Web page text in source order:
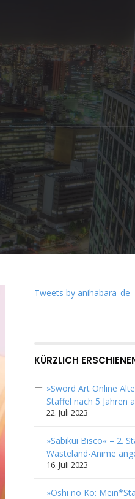
Tweets by anihabara_de
KÜRZLICH
»Sword Art Online
Staffel nach 5 Jahren
22. Juli 2023
»Sabikui Bisco« – 2.
Wasteland-Anime
16. Juli 2023
»Oshi no Ko: